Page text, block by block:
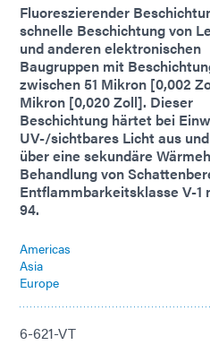
Fluoreszierender
schnelle Beschichtung von
und anderen elektronischen
Baugruppen mit
zwischen 51 Mikron [0,002
Mikron [0,020 Zoll]. Dieser
Beschichtung härtet bei
UV-/sichtbares Licht aus
über eine sekundäre
Behandlung von
Entflammbarkeitsklasse V-1
94.
Americas
Asia
Europe
6-621-VT